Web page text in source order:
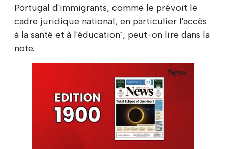
Portugal d'immigrants, comme le prévoit le
cadre juridique national, en particulier l'accès
à la santé et à l'éducation", peut-on lire dans la
note.